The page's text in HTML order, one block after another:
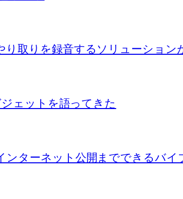
取りを録音するソリューション
ェットを語ってきた
ターネット公開までできるバイ